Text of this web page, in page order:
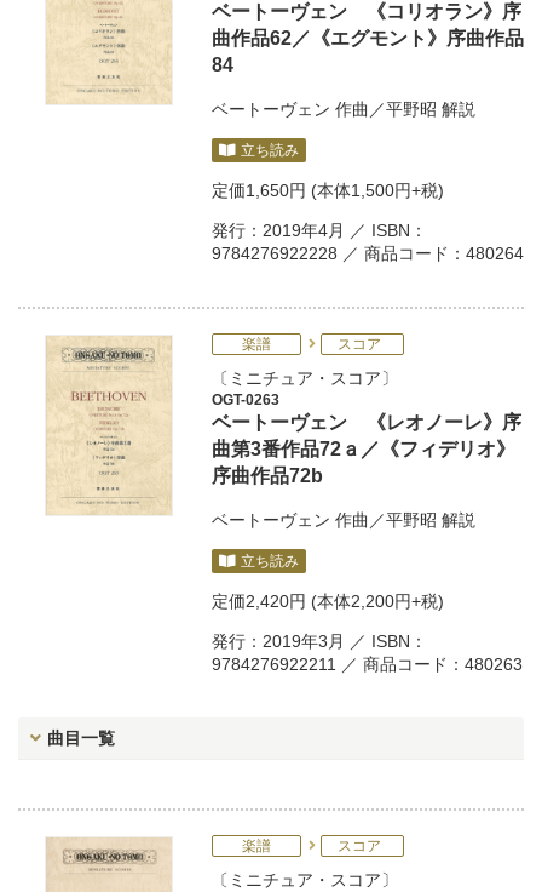
ベートーヴェン 《コリオラン》序
曲作品62／《エグモント》序曲作品
84
ベートーヴェン 作曲／平野昭 解説
立ち読み
定価1,650円 (本体1,500円+税)
発行：2019年4月 ／ ISBN：
9784276922228 ／ 商品コード：480264
楽譜 スコア
ミニチュア・スコア
OGT-0263
ベートーヴェン 《レオノーレ》序
曲第3番作品72ａ／《フィデリオ》
序曲作品72b
ベートーヴェン 作曲／平野昭 解説
立ち読み
定価2,420円 (本体2,200円+税)
発行：2019年3月 ／ ISBN：
9784276922211 ／ 商品コード：480263
曲目一覧
楽譜 スコア
ミニチュア・スコア